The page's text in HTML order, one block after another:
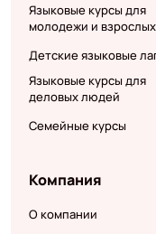
Языковые курсы для
молодежи и взрослых
Детские языковые
Языковые курсы для
деловых людей
Семейные курсы
Компания
О компании